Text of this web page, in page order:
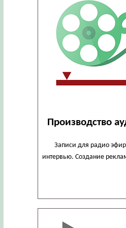
Производство
Записи для радио
интервью. Создание